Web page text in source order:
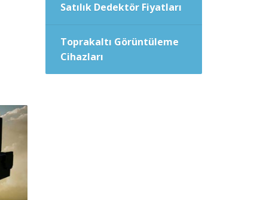
Satılık Dedektör Fiyatları
Toprakaltı Görüntüleme
Cihazları